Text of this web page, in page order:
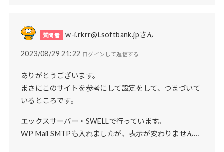
w-i.rkrr@i.softbank.jpさん
2023/08/29 21:22 ログインして返信する
ありがとうございます。
まさにこのサイトを参考にして設定をして、つまづいて
いるところです。
エックスサーバー・SWELLで行っています。
WP Mail SMTPも入れましたが、表示が変わりません…